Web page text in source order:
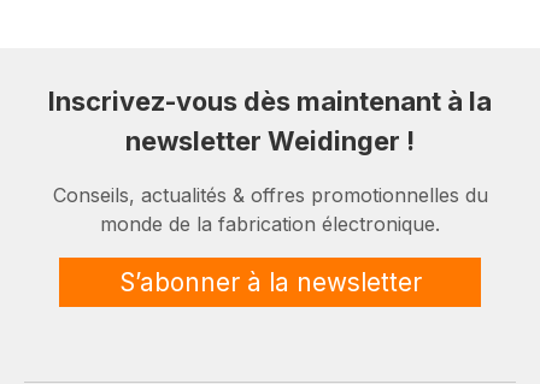
Inscrivez-vous dès maintenant à la
newsletter Weidinger !
Conseils, actualités & offres promotionnelles du
monde de la fabrication électronique.
S’abonner à la newsletter